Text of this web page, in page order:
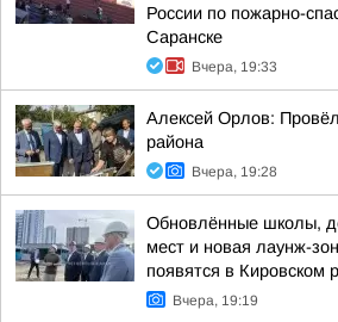
России по пожарно-
Саранске
Вчера, 19:33
Алексей Орлов:
района
Вчера, 19:28
Обновлённые школы,
мест и новая лаунж-
появятся в Кировском
Вчера, 19:19